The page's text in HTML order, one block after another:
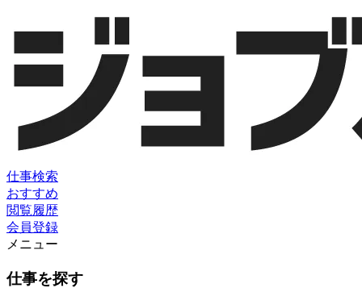
仕事検索
おすすめ
閲覧履歴
会員登録
メニュー
仕事を探す